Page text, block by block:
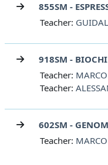
855SM -
Teacher:
918SM -
Teacher:
Teacher:
602SM -
Teacher: